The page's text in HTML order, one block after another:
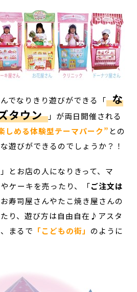
でなりきり遊びができる「 な
タウン 」が両日開催される
しめる体験型テーマパーク” との
遊びができるのでしょうか？！
」とお店の人になりきって、マ
ケーキを売ったり、「ご注文は
お寿司屋さんやたこ焼き屋さんの
り、遊び方は自由自在♪アスタ
まるで 「こどもの街」 のように